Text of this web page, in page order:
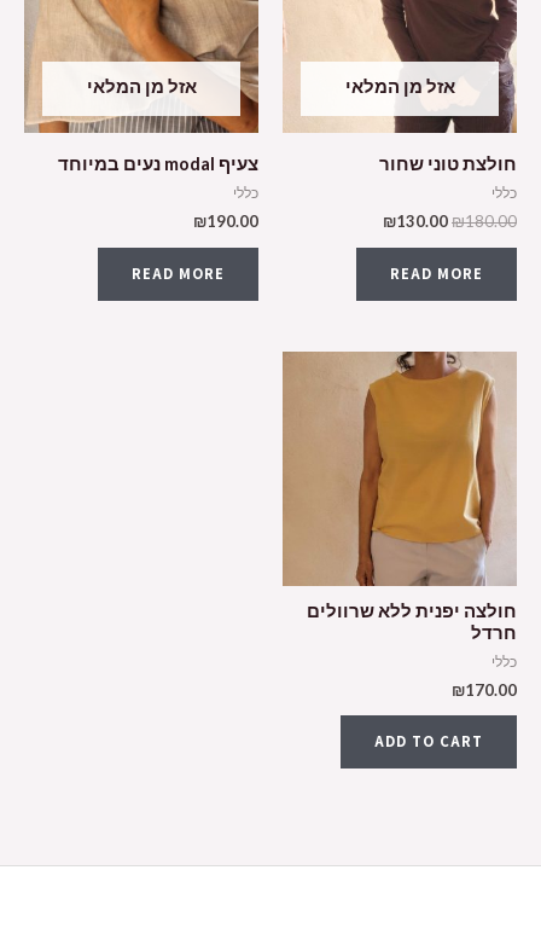
אזל מן המלאי
חולצת טוני שחור
כללי
₪180.00
₪130.00
READ MORE
אזל מן המלאי
צעיף modal נעים במיוחד
כללי
₪190.00
READ MORE
חולצה יפנית ללא שרוולים
חרדל
כללי
₪170.00
ADD TO CART